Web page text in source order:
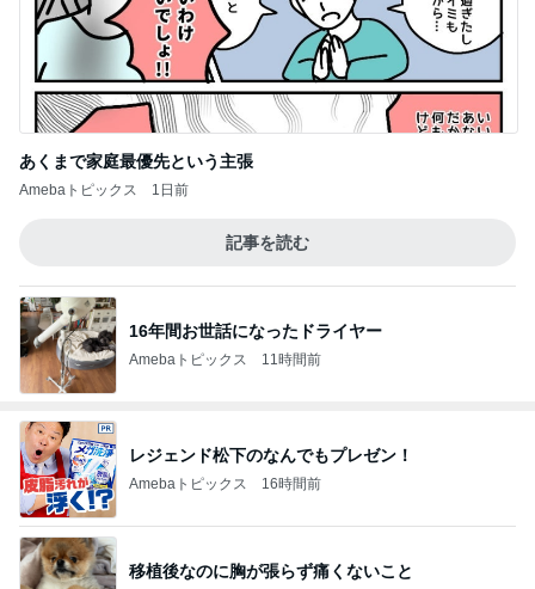
あくまで家庭最優先という主張
Amebaトピックス 1日前
記事を読む
16年間お世話になったドライヤー
Amebaトピックス 11時間前
レジェンド松下のなんでもプレゼン！
Amebaトピックス 16時間前
移植後なのに胸が張らず痛くないこと